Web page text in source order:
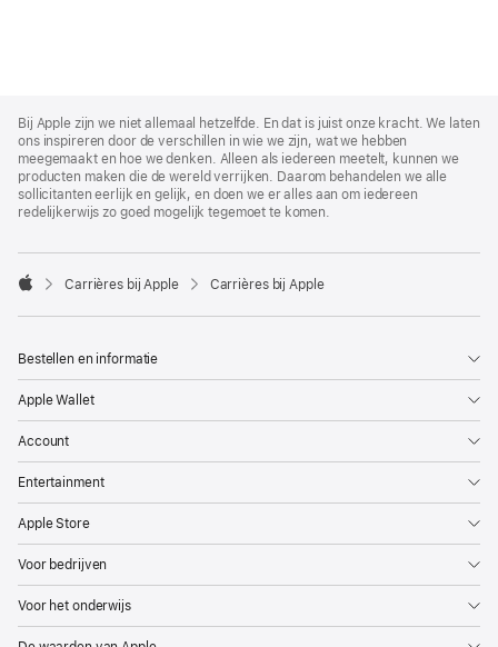
Footer
Bij Apple zijn we niet allemaal hetzelfde. En dat is juist onze kracht. We laten
ons inspireren door de verschillen in wie we zijn, wat we hebben
meegemaakt en hoe we denken. Alleen als iedereen meetelt, kunnen we
producten maken die de wereld verrijken. Daarom behandelen we alle
sollicitanten eerlijk en gelijk, en doen we er alles aan om iedereen
redelijkerwijs zo goed mogelijk tegemoet te komen.

Carrières bij Apple Carrières bij Apple
Bestellen en informatie
Apple Wallet
Account
Entertainment
Apple Store
Voor bedrijven
Voor het onderwijs